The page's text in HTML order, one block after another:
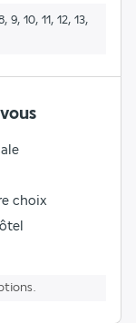
9, 10, 11, 12, 13,
choix